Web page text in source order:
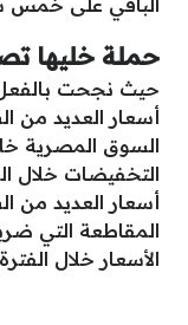
الباقي على خمس
حملة خليها
حيث نجحت
أسعار العديد من
السوق المصرية
التخفيضات خلال
أسعار العديد من
المقاطعة التي
الأسعار خلال